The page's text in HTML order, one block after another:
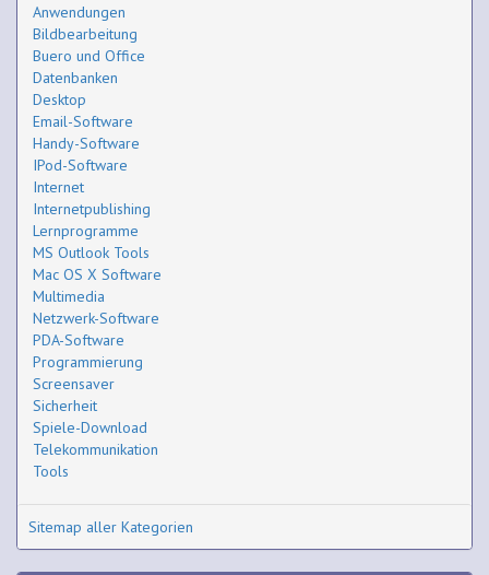
Anwendungen
Bildbearbeitung
Buero und Office
Datenbanken
Desktop
Email-Software
Handy-Software
IPod-Software
Internet
Internetpublishing
Lernprogramme
MS Outlook Tools
Mac OS X Software
Multimedia
Netzwerk-Software
PDA-Software
Programmierung
Screensaver
Sicherheit
Spiele-Download
Telekommunikation
Tools
Sitemap aller Kategorien